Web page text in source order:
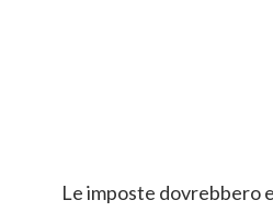
Le imposte dovrebbero